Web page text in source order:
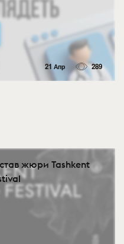
21 Апр 289
жюри Tashkent